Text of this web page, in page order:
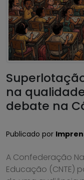
na
debate na
Publicado por
A Confederação
Educação (CNTE)